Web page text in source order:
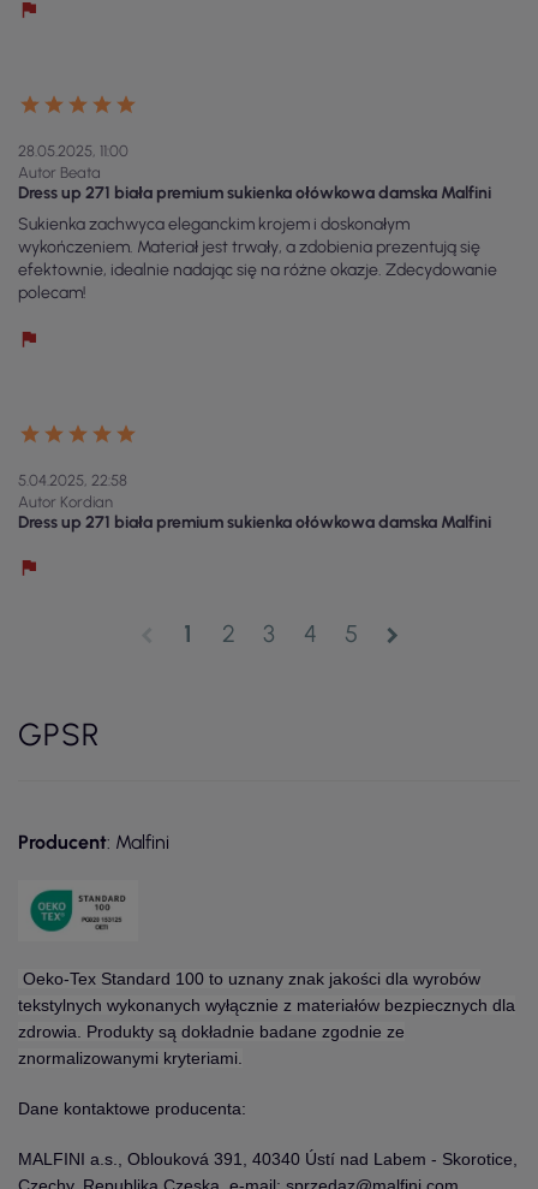
28.05.2025, 11:00
Autor Beata
Dress up 271 biała premium sukienka ołówkowa damska Malfini
Sukienka zachwyca eleganckim krojem i doskonałym
wykończeniem. Materiał jest trwały, a zdobienia prezentują się
efektownie, idealnie nadając się na różne okazje. Zdecydowanie
polecam!
5.04.2025, 22:58
Autor Kordian
Dress up 271 biała premium sukienka ołówkowa damska Malfini
1 2 3 4 5 chevron_right
GPSR
Producent: Malfini
Oeko-Tex Standard 100 to uznany znak jakości dla wyrobów
tekstylnych wykonanych wyłącznie z materiałów bezpiecznych dla
zdrowia. Produkty są dokładnie badane zgodnie ze
znormalizowanymi kryteriami.
Dane kontaktowe producenta:
MALFINI a.s., Oblouková 391, 40340 Ústí nad Labem - Skorotice,